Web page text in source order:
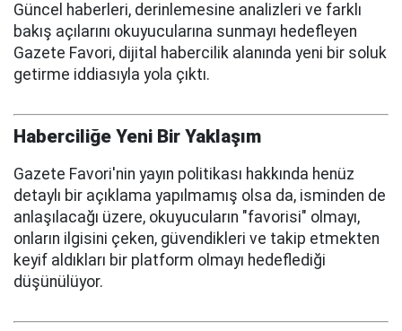
Güncel haberleri, derinlemesine analizleri ve farklı
bakış açılarını okuyucularına sunmayı hedefleyen
Gazete Favori, dijital habercilik alanında yeni bir soluk
getirme iddiasıyla yola çıktı.
Haberciliğe Yeni Bir Yaklaşım
Gazete Favori'nin yayın politikası hakkında henüz
detaylı bir açıklama yapılmamış olsa da, isminden de
anlaşılacağı üzere, okuyucuların "favorisi" olmayı,
onların ilgisini çeken, güvendikleri ve takip etmekten
keyif aldıkları bir platform olmayı hedeflediği
düşünülüyor.